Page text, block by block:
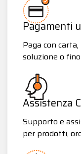
Pagamenti
Paga con
soluzione o
Assistenza
Supporto e
per prodotti,